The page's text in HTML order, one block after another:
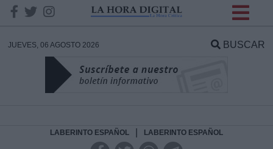
JUEVES, 06 AGOSTO 2026 BUSCAR
LABERINTO ESPAÑOL LABERINTO ESPAÑOL
DATOS
Responsable: